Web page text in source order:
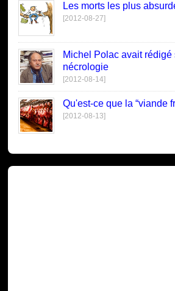
Les morts les plus
[2012-08-27]
Michel Polac avait rédigé
nécrologie
[2012-08-14]
Qu'est-ce que la “viande
[2012-08-13]